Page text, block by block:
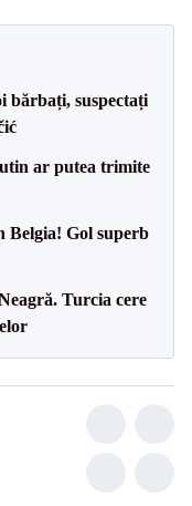
bărbați, suspectați
ar putea trimite
Belgia! Gol superb
Turcia cere